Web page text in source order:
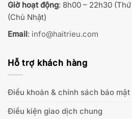
Giờ hoạt động: 8h00 – 22h30
(Chủ Nhật)
Email: info@haitrieu.com
Hỗ trợ khách hàng
Điều khoản & chính sách bảo mật
Điều kiện giao dịch chung